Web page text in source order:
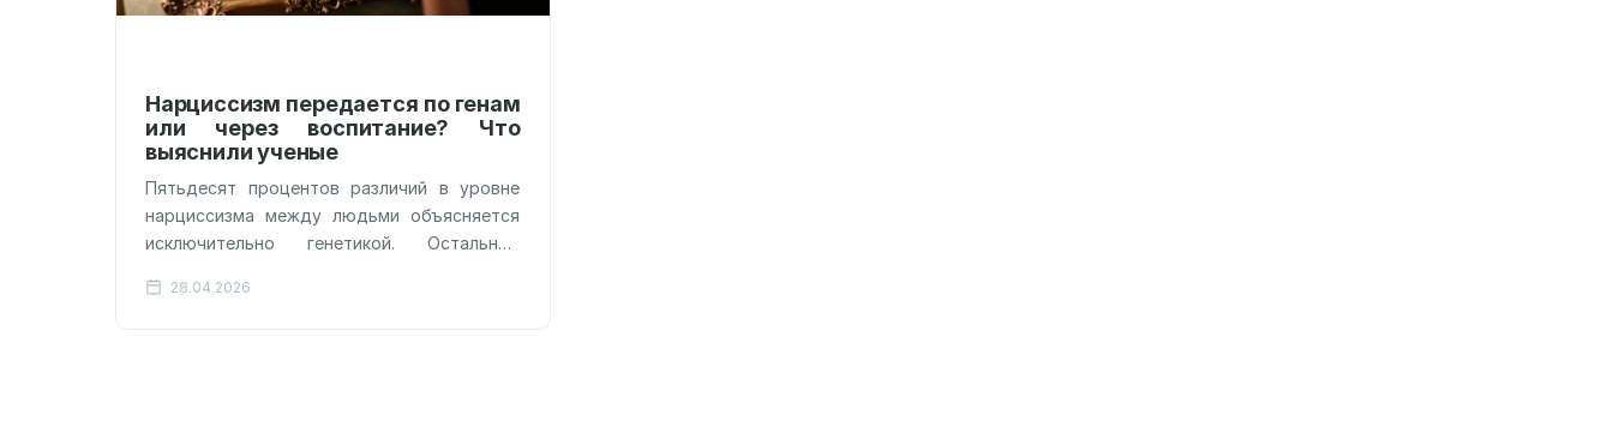
Нарциссизм передается по генам
или через воспитание? Что
выяснили ученые
Пятьдесят процентов различий в уровне
нарциссизма между людьми объясняется
исключительно генетикой. Остальные
опытом, но не тем, как нас воспитывали
28.04.2026